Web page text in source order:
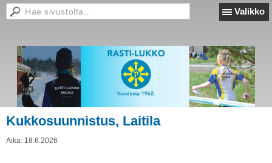
Valikko
Kukkosuunnistus, Laitila
Aika: 18.6.2026